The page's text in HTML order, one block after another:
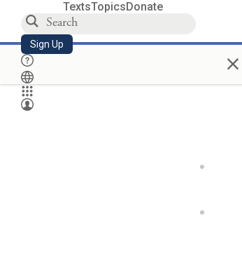
TextsTopicsDonate
Sign Up ×